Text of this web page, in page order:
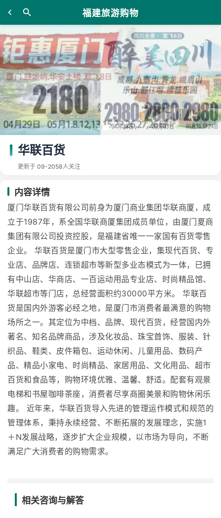
福建旅游购物
华联百货
更新于 09-2058人关注
内容详情
厦门华联百货有限公司前身为厦门商业集团华联商厦，成
立于1987年，系全国华联商厦集团成员单位，由厦门夏商
集团有限公司投资控股，是福建省唯一一家国有百货零售
企业。 华联百货是厦门市大型零售企业，集现代百货、专
业店、品牌店、连锁超市等新型多业态模式为一体，已拥
有中山店、华商店、一百运动用品专业店、时尚精品馆、
华联超市等门店，总经营面积约30000平方米。 华联百
货是国内外游客必经之地，是厦门市消费者最满意的购物
场所之一。其定位为中档、品牌、现代百货，经营国内外
著名、知名品牌商品，涉及化妆品、珠宝首饰、服装、针
织品、鞋类、皮件箱包、运动休闲、儿童用品、数码产
品、精品小家电、时尚精品、家居用品、文化用品、超市
百货和食品等，购物环境优雅、温馨、舒适。配套有观景
电梯和书屋咖啡茶座，消费者尽享商圈美景和购物休闲乐
趣。 近年来，华联百货导入先进的管理运作模式和规范的
管理体系，秉持永续经营、不断拓展的发展理念，实施1
＋N发展战略，逐步扩大企业规模，以市场为导向，不断
满足广大消费者的购物需求。
相关咨询与解答